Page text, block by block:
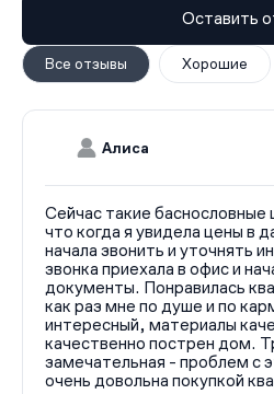
Все отзывы Хорошие
Оставить
Алиса
Сейчас такие баснословные
что когда я увидела цены в
начала звонить и уточнять
звонка приехала в офис и
документы. Понравилась
как раз мне по душе и по
интересный, материалы
качественно пострен дом.
замечательная - проблем с
очень довольна покупкой